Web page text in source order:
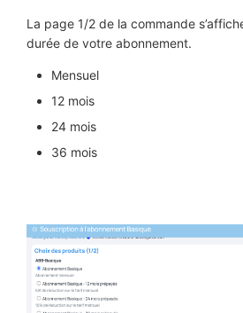
La page 1/2 de la commande
durée de votre abonnement.
Mensuel
12 mois
24 mois
36 mois